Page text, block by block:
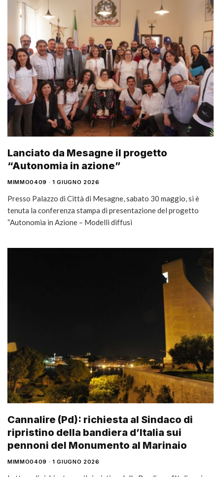
Lanciato da Mesagne il progetto
“Autonomia in azione”
MIMMO0409 1 GIUGNO 2026
Presso Palazzo di Città di Mesagne, sabato 30 maggio, si è
tenuta la conferenza stampa di presentazione del progetto
“Autonomia in Azione – Modelli diffusi
Cannalire (Pd): richiesta al Sindaco di
ripristino della bandiera d’Italia sui
pennoni del Monumento al Marinaio
MIMMO0409 1 GIUGNO 2026